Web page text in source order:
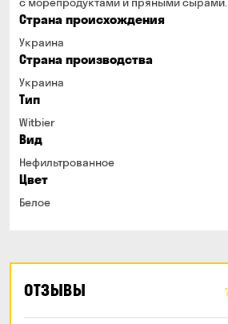
Страна происхождения
Украина
Страна производства
Украина
Тип
Witbier
Вид
Нефильтрованное
Цвет
Белое
ОТЗЫВЫ